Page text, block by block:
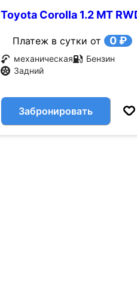
Toyota Corolla 1.2 MT
Платеж в сутки от 0 ₽
механическая
Бензин
Задний
Забронировать